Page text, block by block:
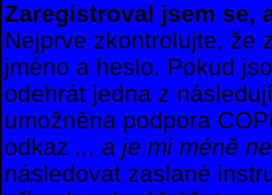
Zaregistroval jsem se,
Nejprve zkontrolujte, že
jméno a heslo. Pokud
odehrát jedna z
umožněna podpora
odkaz ... a je mi méně
následovat zaslané